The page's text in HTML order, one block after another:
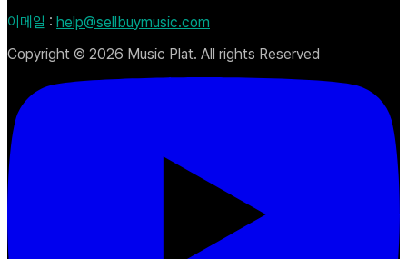
이메일 : help@sellbuymusic.com
Copyright © 2026 Music Plat. All rights Reserved